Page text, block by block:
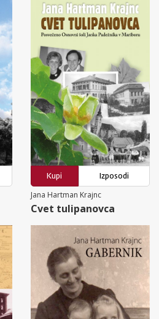
Kupi
Izposodi
Jana Hartman Krajnc
Cvet tulipanovca